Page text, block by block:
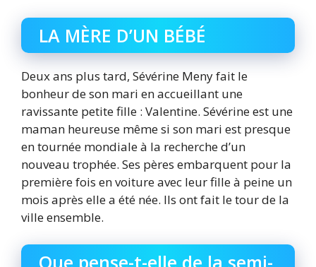
LA MÈRE D’UN BÉBÉ
Deux ans plus tard, Sévérine Meny fait le
bonheur de son mari en accueillant une
ravissante petite fille : Valentine. Sévérine est une
maman heureuse même si son mari est presque
en tournée mondiale à la recherche d’un
nouveau trophée. Ses pères embarquent pour la
première fois en voiture avec leur fille à peine un
mois après elle a été née. Ils ont fait le tour de la
ville ensemble.
Que pense-t-elle de la semi-